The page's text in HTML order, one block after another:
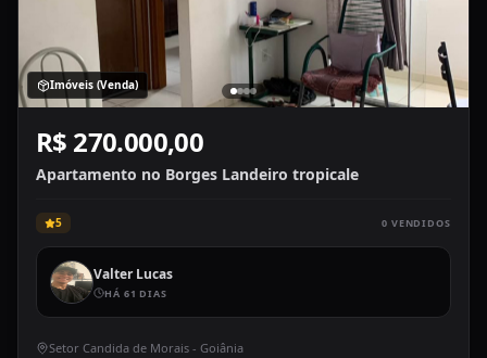
Imóveis (Venda)
R$ 270.000,00
Apartamento no Borges Landeiro tropicale
5 0 VENDIDOS
Valter Lucas
HÁ 61 DIAS
Setor Candida de Morais - Goiânia